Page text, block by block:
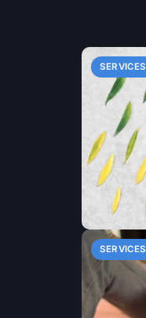
SERVICES
SERVICES